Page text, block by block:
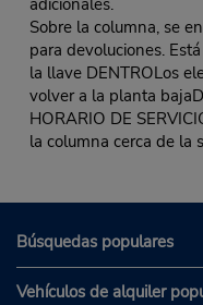
adicionales.
Sobre la columna, se
para devoluciones.
la llave DENTROLos
volver a la planta
HORARIO DE
la columna cerca de la
Búsquedas populares
Vehículos de alquiler